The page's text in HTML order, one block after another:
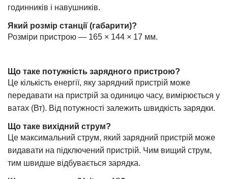
годинників і навушників.
Який розмір станції (габарити)?
Розміри пристрою — 165 × 144 × 17 мм.
Що таке потужність зарядного пристрою?
Це кількість енергії, яку зарядний пристрій може
передавати на пристрій за одиницю часу, вимірюється у
ватах (Вт). Від потужності залежить швидкість зарядки.
Що таке вихідний струм?
Це максимальний струм, який зарядний пристрій може
видавати на підключений пристрій. Чим вищий струм,
тим швидше відбувається зарядка.